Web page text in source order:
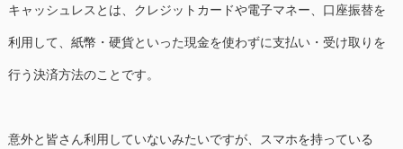
キャッシュレスとは、クレジットカードや電子マネー、口座振替を
利用して、紙幣・硬貨といった現金を使わずに支払い・受け取りを
行う決済方法のことです。
意外と皆さん利用していないみたいですが、スマホを持っている